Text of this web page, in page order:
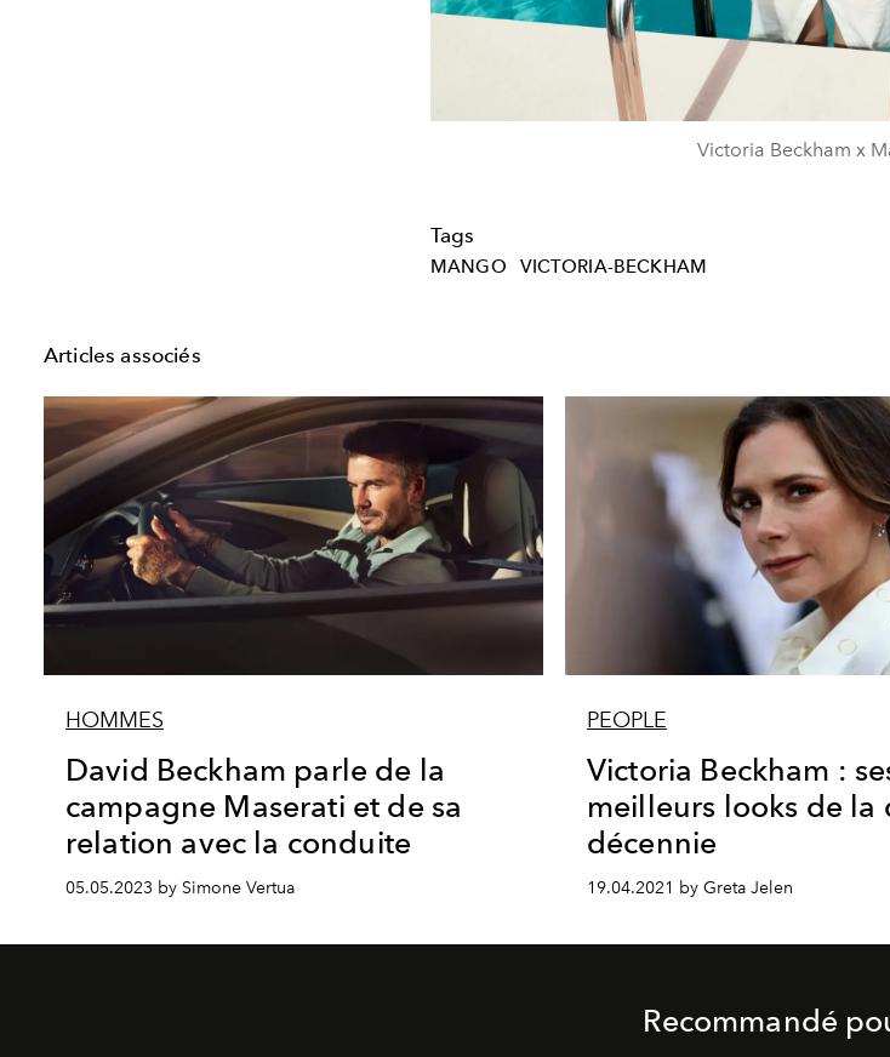
Victoria Beckham x
Tags
MANGO VICTORIA-BECKHAM
Articles associés
HOMMES
David Beckham parle de la
campagne Maserati et de sa
relation avec la conduite
05.05.2023 by Simone Vertua
PEOPLE
Victoria Beckham :
meilleurs looks de la
décennie
19.04.2021 by Greta Jelen
Recommandé